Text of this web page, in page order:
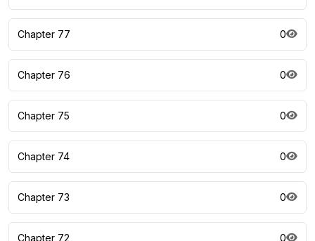
Chapter 77 0
Chapter 76 0
Chapter 75 0
Chapter 74 0
Chapter 73 0
Chapter 72 0